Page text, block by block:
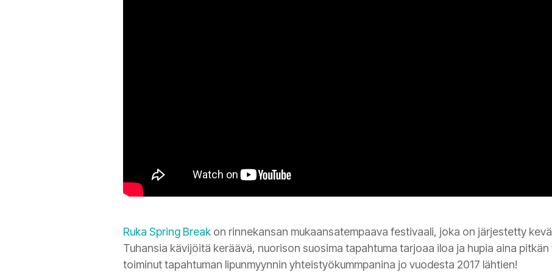
Ruka Spring Break on rinnekansan mukaansatempaava festivaali, joka on järjestetty
Tuhansia kävijöitä keräävä, nuorison suosima tapahtuma tarjoaa iloa ja hupia aina
toiminut tapahtuman lipunmyynnin yhteistyökummpanina jo vuodesta 2017 lähtien!